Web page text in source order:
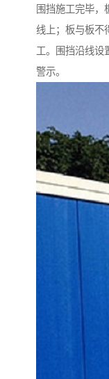
围挡施工完毕，
线上；板与板不
工。围挡沿线设
警示。